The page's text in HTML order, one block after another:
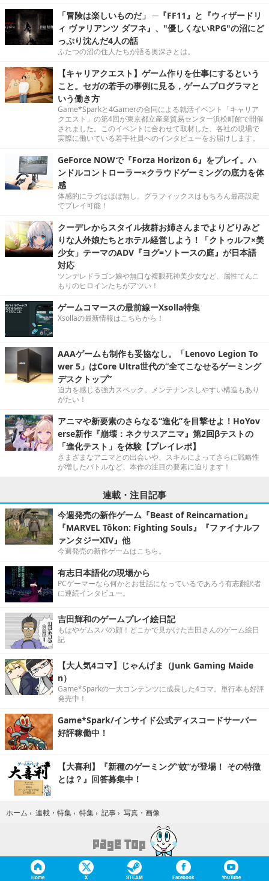
「冒険は楽しいものだ」 ─『FF11』と『ウィザードリ
ィ ヴァリアンツ ダフネ』、"優しくないRPG"の沼にど
っぷり沈んだ4人の話
ふたつの沼の住人たちが語る奥深さとは。
【キャリアクエスト】ゲーム作りを仕事にするという
こと。セガの若手の事例に見る，ゲームプログラマと
いう働き方
Game*Sparkと4Gamerの合同による就活イベント「キャリア
クエスト」の第4回が東京都立産業貿易センター浜松町館で開催
されました。このイベントに合わせて取材した、各社の現場で
実際に働いている若手社員へのインタビューをお届けします。
GeForce NOWで『Forza Horizon 6』をプレイ。ハ
ンドルコントローラー×クラウドゲーミングの底力を体
感
体感的にラグはほぼ無し。グラフィックスはもちろん最高設定
でプレイ可能！
クーデレからスタイル抜群お姉さんまでよりどりみど
りな人外娘たちとホテル経営しよう！「クトゥルフ×美
少女」テーマのADV『ヨグ=ソトースの庭』が日本語
対応
ツンデレドラゴン娘や無口な複眼死神美少女など、属性てんこ
もりのヒロインたちがアツい！
ゲームコマースの最前線ーXsolla特集
Xsollaの最新情報はこちらから！
AAAゲームも制作も妥協なし。「Lenovo Legion To
wer 5」はCore Ultra世代の“全てこなせるゲーミング
デスクトップ”
迫力を感じる強力スペック。メンテナンスしやすい構造もあり
がたい！
アニマや新要素のさらなる“進化”を目撃せよ！HoYov
erse新作『崩壊：ネクサスアニマ』第2回βテストの
「進化テスト」を体験【プレイレポ】
さまざまなアニマとの出会いや、スキルによってさらに戦略性
が増したバトルなど、本作の注目の要素に迫ります！
連載・注目記事
今週発売の新作ゲーム『Beast of Reincarnation』
『MARVEL Tōkon: Fighting Souls』『ファイナルフ
ァンタジーXIV』他
今週発売の新作ゲームはこちら。
有志日本語化の現場から
PCゲーマーなら何かとお世話になっているであろう有志翻訳者
に連続インタビュー。
吉田輝和のゲームプレイ絵日記
もはやゲムスパの顔！どこかで見かけた吉田さんのゲーム絵日
記
【大人気4コマ】じゃんげま（Junk Gaming Maide
n）
Game*Sparkの一大コンテンツに成長した4コマ。単行本も好評
発売中！
Game*Spark/インサイド公式ディスコードサーバー
好評稼働中！
【大喜利】『新種のゲーミング“蚊”が登場！ その特徴
とは？』回答募集中！
ホーム › 連載・特集 › 特集 › 記事 › 写真・画像
Home X STEAM Facebook YouTube